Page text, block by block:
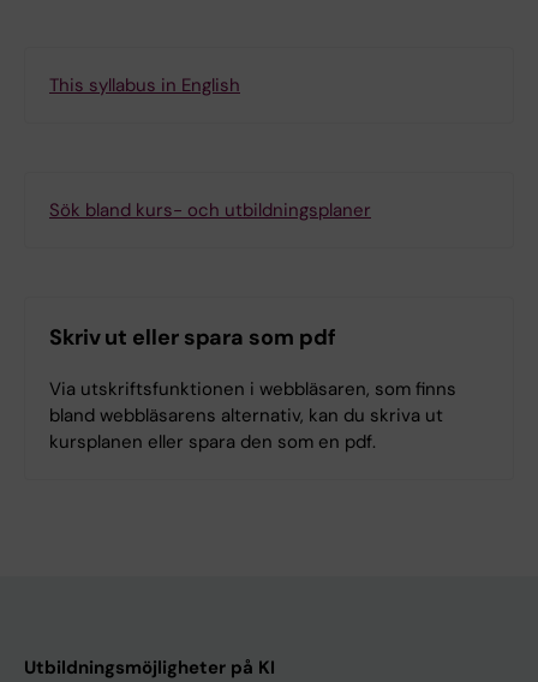
This syllabus in English
Sök bland kurs- och utbildningsplaner
Skriv ut eller spara som pdf
Via utskriftsfunktionen i webbläsaren, som finns
bland webbläsarens alternativ, kan du skriva ut
kursplanen eller spara den som en pdf.
Utbildningsmöjligheter på KI